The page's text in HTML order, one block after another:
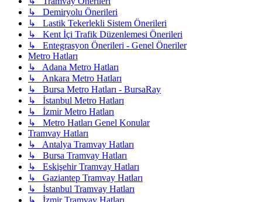
↳ Demiryolu Önerileri
↳ Lastik Tekerlekli Sistem Önerileri
↳ Kent İçi Trafik Düzenlemesi Önerileri
↳ Entegrasyon Önerileri - Genel Öneriler
Metro Hatları
↳ Adana Metro Hatları
↳ Ankara Metro Hatları
↳ Bursa Metro Hatları - BursaRay
↳ İstanbul Metro Hatları
↳ İzmir Metro Hatları
↳ Metro Hatları Genel Konular
Tramvay Hatları
↳ Antalya Tramvay Hatları
↳ Bursa Tramvay Hatları
↳ Eskişehir Tramvay Hatları
↳ Gaziantep Tramvay Hatları
↳ İstanbul Tramvay Hatları
↳ İzmir Tramvay Hatları